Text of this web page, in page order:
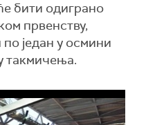
бити одиграно
првенству,
један у осмини
такмичења.